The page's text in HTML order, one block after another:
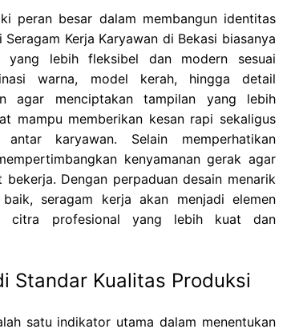
peran besar dalam membangun identitas
Kerja Karyawan di Bekasi biasanya
yang lebih fleksibel dan modern sesuai
warna, model kerah, hingga detail
agar menciptakan tampilan yang lebih
mampu memberikan kesan rapi sekaligus
antar karyawan. Selain memperhatikan
kenyamanan gerak agar
Dengan perpaduan desain menarik
seragam kerja akan menjadi elemen
citra profesional yang lebih kuat dan
Standar Kualitas Produksi
satu indikator utama dalam menentukan